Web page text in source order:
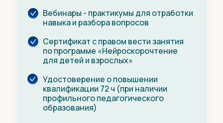
Вебинары - практикумы для отработки
навыка и разбора вопросов
Сертификат с правом вести занятия
по программе «Нейроскорочтение
для детей и взрослых»
Удостоверение о повышении
квалификации 72 ч (при наличии
профильного педагогического
образования)